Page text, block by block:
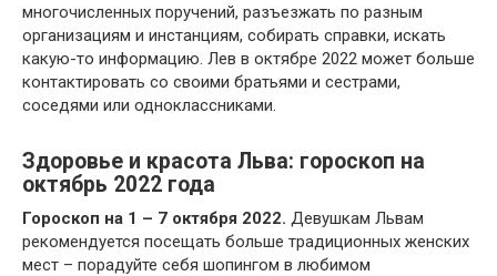
многочисленных поручений, разъезжать по разным
организациям и инстанциям, собирать справки, искать
какую-то информацию. Лев в октябре 2022 может больше
контактировать со своими братьями и сестрами,
соседями или одноклассниками.
Здоровье и красота Льва: гороскоп на
октябрь 2022 года
Гороскоп на 1 – 7 октября 2022. Девушкам Львам
рекомендуется посещать больше традиционных женских
мест – порадуйте себя шопингом в любимом